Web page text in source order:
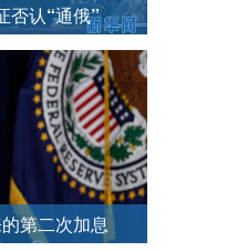
否认“通俄”
第二次加息